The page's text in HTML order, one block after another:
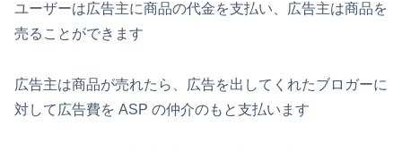
ユーザーは広告主に商品の代金を支払い、広告主は商品を
売ることができます
広告主は商品が売れたら、広告を出してくれたブロガーに
対して広告費を ASP の仲介のもと支払います